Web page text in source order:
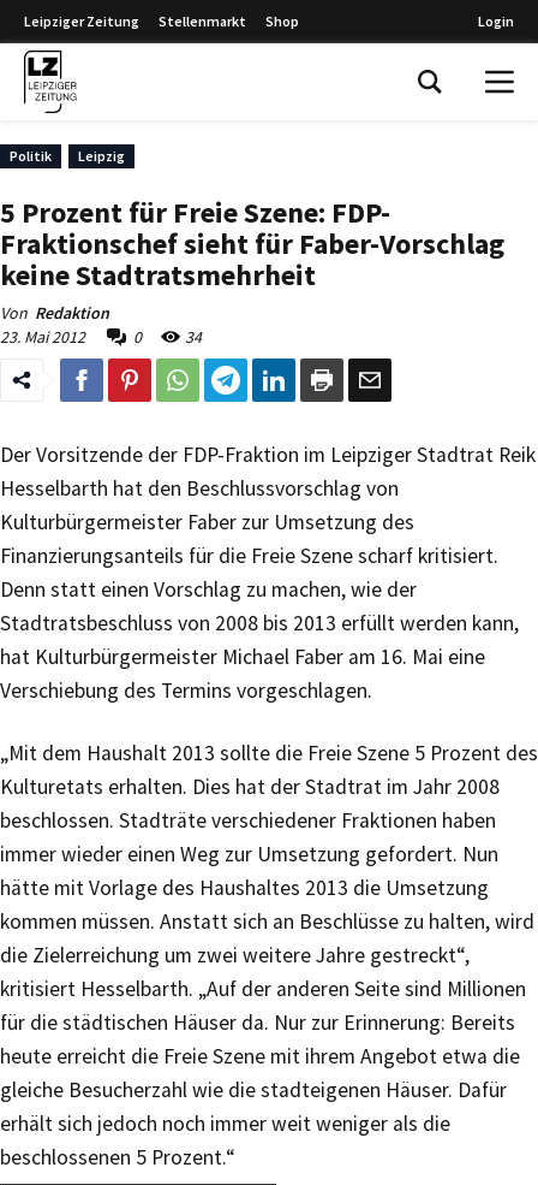
Leipziger Zeitung Stellenmarkt Shop Login
Politik Leipzig
5 Prozent für Freie Szene: FDP-
Fraktionschef sieht für Faber-Vorschlag
keine Stadtratsmehrheit
Von Redaktion
23. Mai 2012
0 34
Der Vorsitzende der FDP-Fraktion im Leipziger Stadtrat Reik
Hesselbarth hat den Beschlussvorschlag von
Kulturbürgermeister Faber zur Umsetzung des
Finanzierungsanteils für die Freie Szene scharf kritisiert.
Denn statt einen Vorschlag zu machen, wie der
Stadtratsbeschluss von 2008 bis 2013 erfüllt werden kann,
hat Kulturbürgermeister Michael Faber am 16. Mai eine
Verschiebung des Termins vorgeschlagen.
„Mit dem Haushalt 2013 sollte die Freie Szene 5 Prozent des
Kulturetats erhalten. Dies hat der Stadtrat im Jahr 2008
beschlossen. Stadträte verschiedener Fraktionen haben
immer wieder einen Weg zur Umsetzung gefordert. Nun
hätte mit Vorlage des Haushaltes 2013 die Umsetzung
kommen müssen. Anstatt sich an Beschlüsse zu halten, wird
die Zielerreichung um zwei weitere Jahre gestreckt“,
kritisiert Hesselbarth. „Auf der anderen Seite sind Millionen
für die städtischen Häuser da. Nur zur Erinnerung: Bereits
heute erreicht die Freie Szene mit ihrem Angebot etwa die
gleiche Besucherzahl wie die stadteigenen Häuser. Dafür
erhält sich jedoch noch immer weit weniger als die
beschlossenen 5 Prozent.“